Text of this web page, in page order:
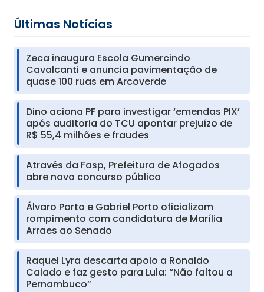
Últimas Notícias
Zeca inaugura Escola Gumercindo
Cavalcanti e anuncia pavimentação de
quase 100 ruas em Arcoverde
Dino aciona PF para investigar ‘emendas PIX’
após auditoria do TCU apontar prejuízo de
R$ 55,4 milhões e fraudes
Através da Fasp, Prefeitura de Afogados
abre novo concurso público
Álvaro Porto e Gabriel Porto oficializam
rompimento com candidatura de Marília
Arraes ao Senado
Raquel Lyra descarta apoio a Ronaldo
Caiado e faz gesto para Lula: “Não faltou a
Pernambuco”